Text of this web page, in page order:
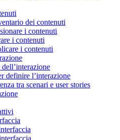
dei contenuti
i contenuti
i contenuti
i contenuti
definire l’interazione
tra scenari e user stories